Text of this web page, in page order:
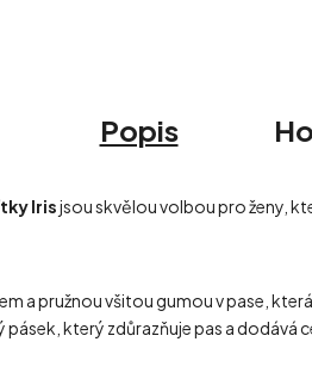
Popis
Irisjsou skvělou volbou pro ženy,
a pružnou všitou gumou v pase,
který zdůrazňuje pas a dodává